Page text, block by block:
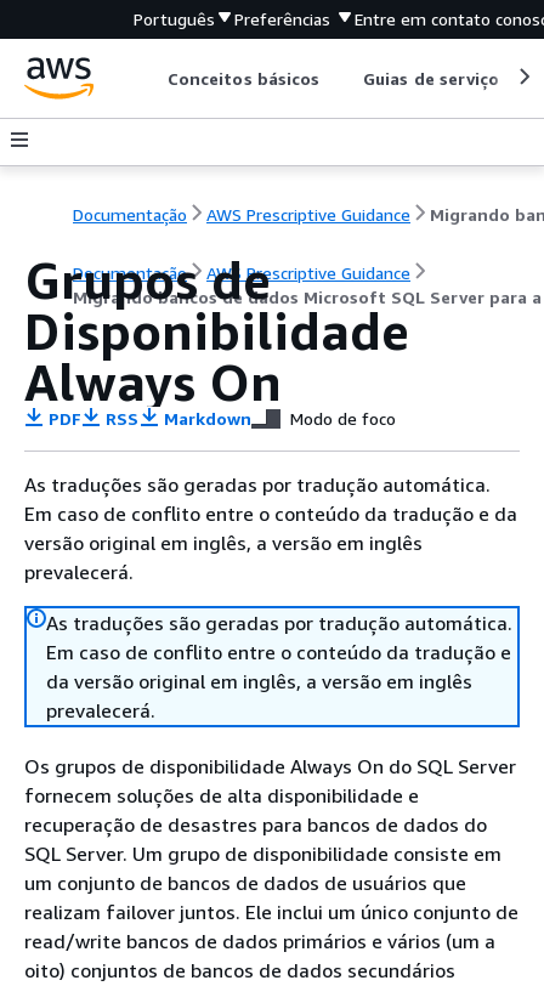
Português Preferências Entre em contato
Conceitos básicos Guias de serviço
Documentação AWS Prescriptive Guidance
Documentação
AWS Prescriptive Guidance
Migrando bancos de dados Microsoft SQL Server para a
Grupos de
Disponibilidade
Always On
PDF RSS Markdown Modo de foco
As traduções são geradas por tradução automática.
Em caso de conflito entre o conteúdo da tradução e da
versão original em inglês, a versão em inglês
prevalecerá.
As traduções são geradas por tradução automática.
Em caso de conflito entre o conteúdo da tradução e
da versão original em inglês, a versão em inglês
prevalecerá.
Os grupos de disponibilidade Always On do SQL Server
fornecem soluções de alta disponibilidade e
recuperação de desastres para bancos de dados do
SQL Server. Um grupo de disponibilidade consiste em
um conjunto de bancos de dados de usuários que
realizam failover juntos. Ele inclui um único conjunto de
read/write bancos de dados primários e vários (um a
oito) conjuntos de bancos de dados secundários